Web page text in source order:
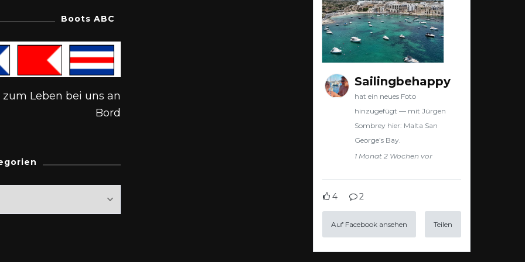
Boots ABC
zum Leben bei uns an
Bord
Sailingbehappy
hat ein neues Foto
hinzugefügt — mit Jürgen
Sombrey hier: Malta San
George’s Bay.
1 Monat 2 Wochen vor
4 2
Auf Facebook ansehen Teilen